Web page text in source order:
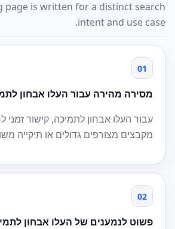
page is written for a distinct search
intent and use case.
01
מסירה מהירה עבור העלו אבחון
עבור העלו אבחון לתמיכה, קישור זמני
מקבצים מצורפים גדולים או תיקייה
02
פשוט לנמענים של העלו אבחון